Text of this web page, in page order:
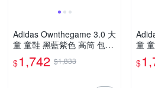
Adidas Ownthegame 3.0 大
童 童鞋 黑藍紫色 高筒 包覆
魔鬼氈 耐磨 緩震 籃球鞋 JI
0393
$1,742 $1,833
童
鬼
939
$